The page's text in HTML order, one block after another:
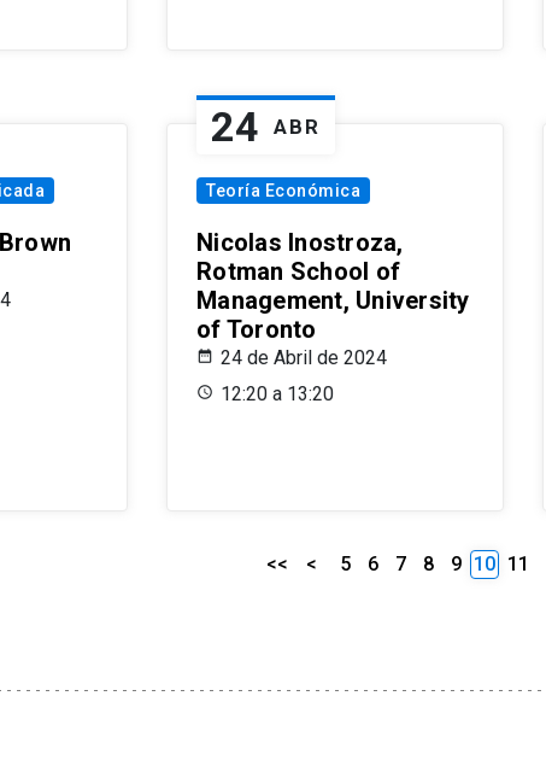
24 ABR
Teoría Económica
Nicolas Inostroza,
Rotman School of
Management, University
of Toronto
24 de Abril de 2024
12:20 a 13:20
<< < 5 6 7 8 9 10 11